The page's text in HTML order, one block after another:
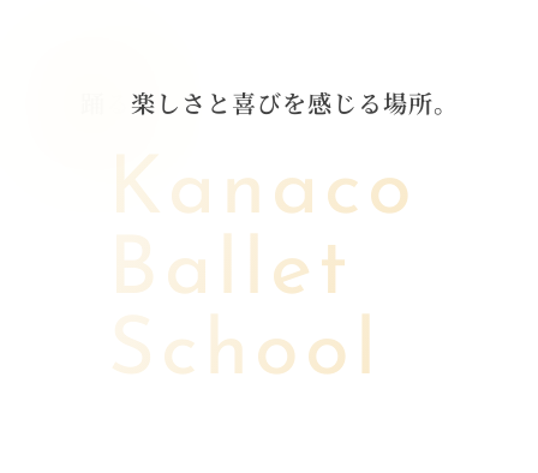
楽し さ と喜びを感じ る場所。
Kanaco
Ballet
School